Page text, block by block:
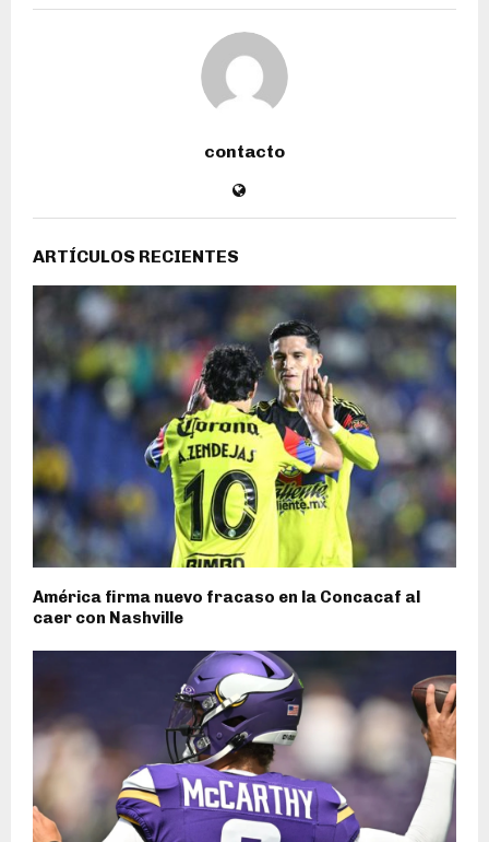
contacto
ARTÍCULOS RECIENTES
América firma nuevo fracaso en la Concacaf al
caer con Nashville